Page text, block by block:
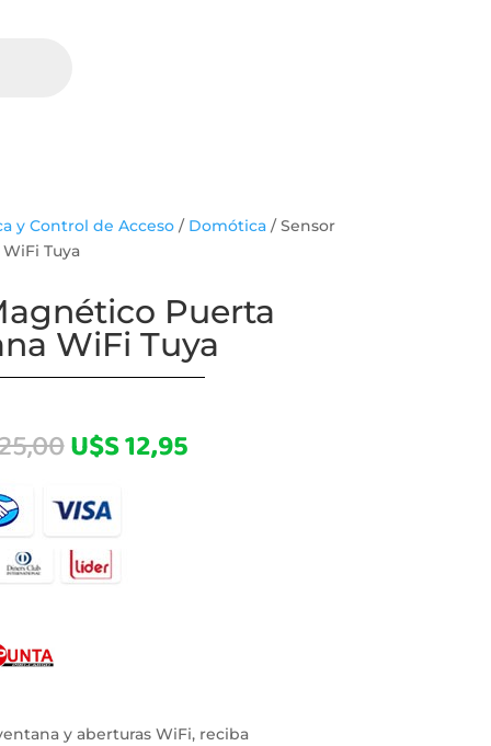
y Control de Acceso/ Domótica/ Sensor
Tuya
Puerta
WiFi Tuya
El
precio
original
era:
U$S 25,00.
U$S12,95El
y aberturas WiFi, reciba